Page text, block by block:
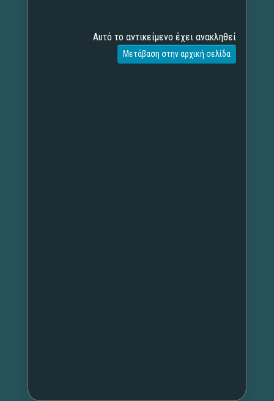
Αυτό το αντικείμενο έχει ανακληθεί
Μετάβαση στην αρχική σελίδα